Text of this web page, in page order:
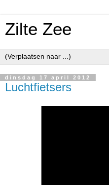
Zilte Zee
dinsdag 17 april 2012
Luchtfietsers